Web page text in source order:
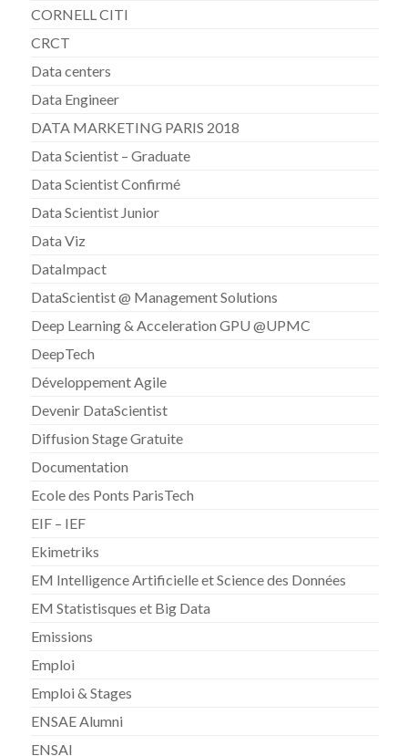
CORNELL CITI
CRCT
Data centers
Data Engineer
DATA MARKETING PARIS 2018
Data Scientist – Graduate
Data Scientist Confirmé
Data Scientist Junior
Data Viz
DataImpact
DataScientist @ Management Solutions
Deep Learning & Acceleration GPU @UPMC
DeepTech
Développement Agile
Devenir DataScientist
Diffusion Stage Gratuite
Documentation
Ecole des Ponts ParisTech
EIF – IEF
Ekimetriks
EM Intelligence Artificielle et Science des Données
EM Statistisques et Big Data
Emissions
Emploi
Emploi & Stages
ENSAE Alumni
ENSAI